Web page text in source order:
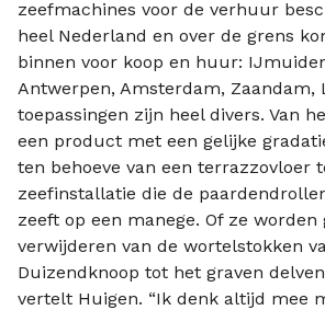
zeefmachines voor de verhuur
heel Nederland en over de grens
binnen voor koop en huur:
Antwerpen, Amsterdam, Zaandam,
toepassingen zijn heel divers. Van
een product met een gelijke
ten behoeve van een terrazzovloer
zeefinstallatie die de
zeeft op een manege. Of ze
verwijderen van de wortelstokken
Duizendknoop tot het graven
vertelt Huigen. “Ik denk altijd mee